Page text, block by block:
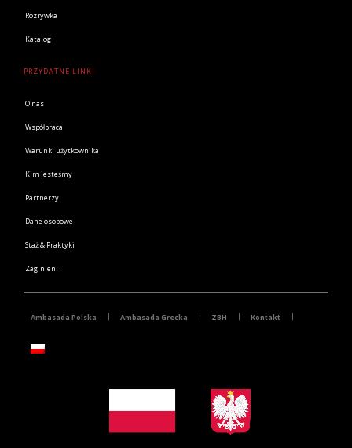
Rozrywka
Katalog
PRZYDATNE LINKI
O nas
Współpraca
Warunki użytkownika
Kim jesteśmy
Partnerzy
Dane osobowe
Staż & Praktyki
Zaginieni
Ambasada Polska Ambasada Grecka ZBH Kontakt